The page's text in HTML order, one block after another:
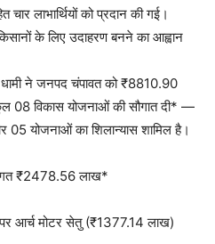
लाभार्थियों को प्रदान की गई।
के लिए उदाहरण बनने का आह्वान
धामी ने जनपद चंपावत को ₹8810.90
08 विकास योजनाओं की सौगात दी* —
योजनाओं का शिलान्यास शामिल है।
₹2478.56 लाख*
पर आर्च मोटर सेतु (₹1377.14 लाख)